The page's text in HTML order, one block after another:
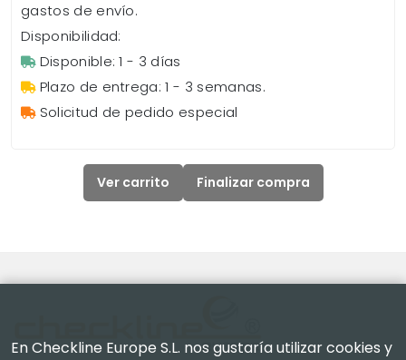
gastos de envío.
Disponibilidad:
Disponible: 1 - 3 días
Plazo de entrega: 1 - 3 semanas.
Solicitud de pedido especial
Ver carrito Finalizar compra
En Checkline Europe S.L. nos gustaría utilizar cookies y